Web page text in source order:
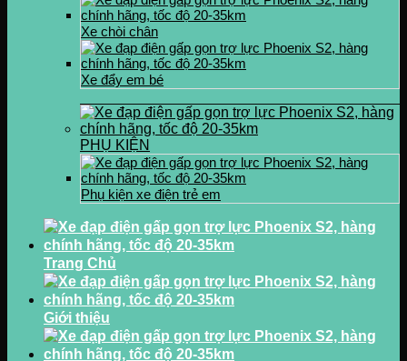
Xe chòi chân
Xe đẩy em bé
PHỤ KIỆN
Phụ kiện xe điện trẻ em
Trang Chủ
Giới thiệu